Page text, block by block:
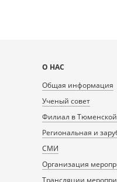
Карта
сайта
О НАС
Общая информация
Ученый совет
Филиал в Тюменской
Региональная и
СМИ
Организация
Трансляции